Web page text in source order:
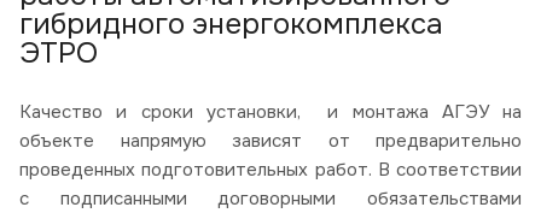
гибридного энергокомплекса
ЭТРО
Качество и сроки установки, и монтажа АГЭУ на
объекте напрямую зависят от предварительно
проведенных подготовительных работ. В соответствии
с подписанными договорными обязательствами